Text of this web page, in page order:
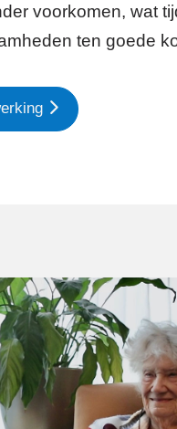
voorkomen, wat
ten goede